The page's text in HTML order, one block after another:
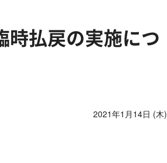
時払戻の実施につ
2021年1月14日 (木)